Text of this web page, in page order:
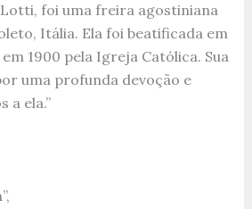
foi uma freira agostiniana
Itália. Ela foi beatificada em
1900 pela Igreja Católica. Sua
uma profunda devoção e
a ela.”